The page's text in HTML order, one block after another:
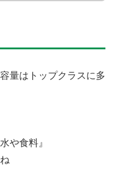
量はトップクラスに多
や食料』